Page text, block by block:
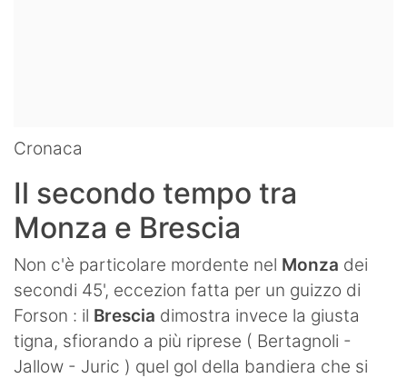
Cronaca
Il secondo tempo tra
Monza e Brescia
Non c'è particolare mordente nel Monza dei
secondi 45', eccezion fatta per un guizzo di
Forson : il Brescia dimostra invece la giusta
tigna, sfiorando a più riprese ( Bertagnoli -
Jallow - Juric ) quel gol della bandiera che si